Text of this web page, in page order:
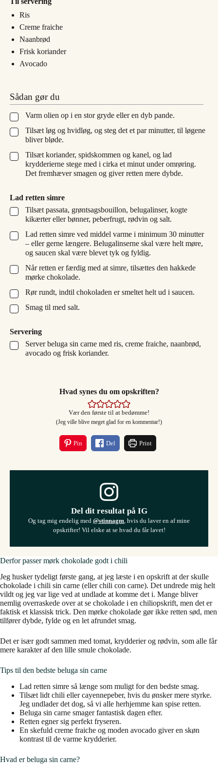
Ris
Creme fraiche
Naanbrød
Frisk koriander
Avocado
Sådan gør du
▢
Varm olien op i en stor gryde eller en dyb pande.
▢
Tilsæt løg og hvidløg, og steg det et par minutter, til løgene
bliver bløde.
▢
Tilsæt koriander, spidskommen og kanel, og lad
krydderierne stege med i cirka et minut under omrøring.
Det fremhæver smagen og giver retten mere dybde.
Lad retten simre
▢
Tilsæt passata, grøntsagsbouillon, belugalinser, kogte
kikærter eller bønner, peberfrugt, rødvin og salt.
▢
Lad retten simre ved middel varme i minimum 30 minutter
– eller gerne længere. Belugalinserne skal være helt møre,
og saucen skal være blevet tyk og fyldig.
▢
Når retten er færdig med at simre, tilsættes den hakkede
mørke chokolade.
▢
Rør rundt, indtil chokoladen er smeltet helt ud i saucen.
▢
Smag til med salt.
Servering
▢
Server beluga sin carne med ris, creme fraiche, naanbrød,
avocado og frisk koriander.
Hvad synes du om opskriften?
Vær den første til at bedømme!
(Jeg ville blive meget glad for en kommentar!)
Pin Del Print
Del dit resultat på IG
Og tag mig endelig med @stinnagm , hvis du laver en af mine
opskrifter! Vil elske at se hvad du får lavet!
Derfor passer mørk chokolade godt i chili
Jeg husker tydeligt første gang, at jeg læste i en opskrift at der skulle
chokolade i chili sin carne (eller chili con carne). Det undrede mig helt
vildt og jeg var lige ved at undlade at komme det i. Mange bliver
nemlig overraskede over at se chokolade i en chiliopskrift, men det er
faktisk et klassisk trick. Den mørke chokolade gør ikke retten sød, men
tilfører dybde, fylde og en let afrundet smag.
Det er især godt sammen med tomat, krydderier og rødvin, som alle får
mere karakter af den lille smule chokolade.
Tips til den bedste beluga sin carne
Lad retten simre så længe som muligt for den bedste smag.
Tilsæt lidt chili eller cayennepeber, hvis du ønsker mere styrke.
Jeg undlader det dog, så vi alle herhjemme kan spise retten.
Beluga sin carne smager fantastisk dagen efter.
Retten egner sig perfekt fryseren.
En skefuld creme fraiche og moden avocado giver en skøn
kontrast til de varme krydderier.
Hvad er beluga sin carne?